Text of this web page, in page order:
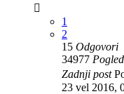
1
2
15 Odgovori
34977
Zadnji post
23 vel 2016,